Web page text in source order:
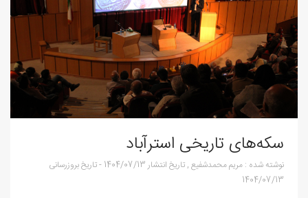
سکه‌های تاریخی استرآباد
نوشته شده : مریم محمدشفیع ,تاریخ انتشار 1404/07/13
-تاریخ بروزرسانی
1404/07/13